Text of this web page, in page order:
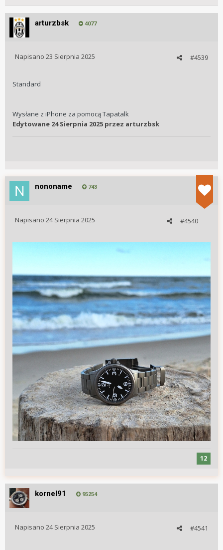
arturzbsk 4077
#4539
Napisano 23 Sierpnia 2025
Standard
Wysłane z iPhone za pomocą Tapatalk
Edytowane 24 Sierpnia 2025 przez arturzbsk
nononame 743
#4540
Napisano 24 Sierpnia 2025
12
kornel91 95254
#4541
Napisano 24 Sierpnia 2025